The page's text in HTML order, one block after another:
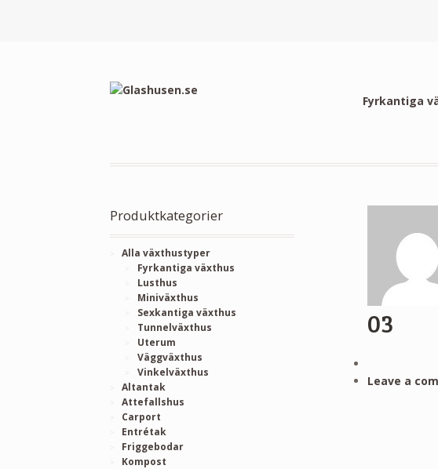
Fyrkantiga
03
Leave a
Produktkategorier
Alla växthustyper
Fyrkantiga växthus
Lusthus
Miniväxthus
Sexkantiga växthus
Tunnelväxthus
Uterum
Väggväxthus
Vinkelväxthus
Altantak
Attefallshus
Carport
Entrétak
Friggebodar
Kompost